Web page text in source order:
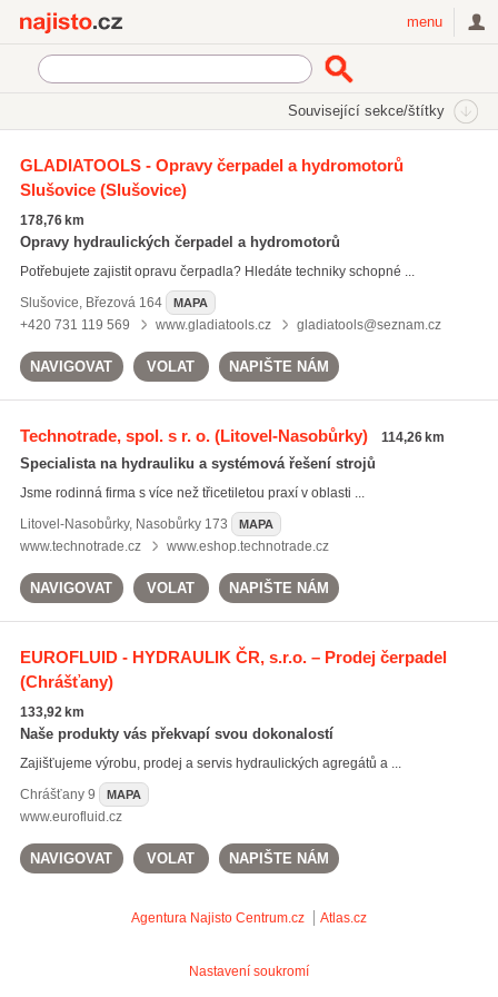
menu
Související sekce/štítky
hydromotory(3)
prodej čerpadel
ventily (171)
Všechny související štítky
GLADIATOOLS - Opravy čerpadel a hydromotorů
Slušovice(Slušovice)
178,76 km
Opravy hydraulických čerpadel a hydromotorů
Potřebujete zajistit opravu čerpadla? Hledáte techniky schopné ...
Slušovice, Březová 164 MAPA
+420 731 119 569 www.gladiatools.cz gladiatools@seznam.cz
NAVIGOVAT VOLAT NAPIŠTE NÁM
Technotrade, spol. s r. o.(Litovel-Nasobůrky) 114,26 km
Specialista na hydrauliku a systémová řešení strojů
Jsme rodinná firma s více než třicetiletou praxí v oblasti ...
Litovel-Nasobůrky, Nasobůrky 173 MAPA
www.technotrade.cz www.eshop.technotrade.cz
NAVIGOVAT VOLAT NAPIŠTE NÁM
EUROFLUID - HYDRAULIK ČR, s.r.o. – Prodej čerpadel
(Chrášťany)
133,92 km
Naše produkty vás překvapí svou dokonalostí
Zajišťujeme výrobu, prodej a servis hydraulických agregátů a ...
Chrášťany9 MAPA
www.eurofluid.cz
NAVIGOVAT VOLAT NAPIŠTE NÁM
Agentura Najisto Centrum.cz Atlas.cz
Nastavení soukromí